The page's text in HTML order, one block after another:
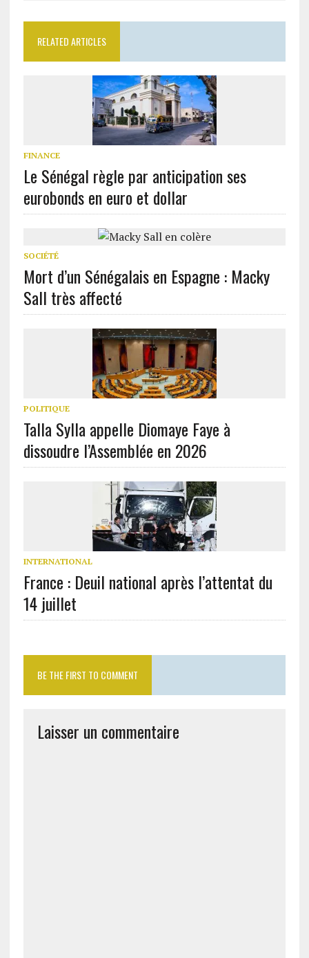
RELATED ARTICLES
FINANCE
Le Sénégal règle par anticipation ses
eurobonds en euro et dollar
SOCIÉTÉ
Mort d’un Sénégalais en Espagne : Macky
Sall très affecté
POLITIQUE
Talla Sylla appelle Diomaye Faye à
dissoudre l’Assemblée en 2026
INTERNATIONAL
France : Deuil national après l’attentat du
14 juillet
BE THE FIRST TO COMMENT
Laisser un commentaire